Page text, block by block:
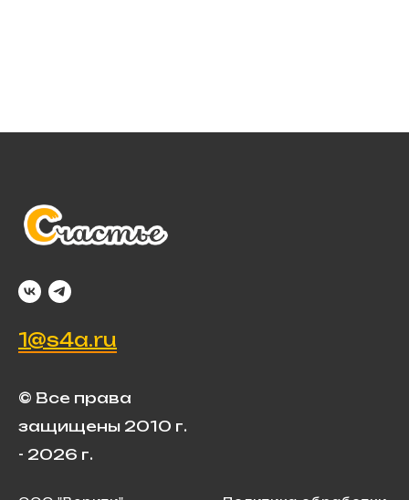
1@s4a.ru
© Все права
защищены 2010 г.
- 2026 г.